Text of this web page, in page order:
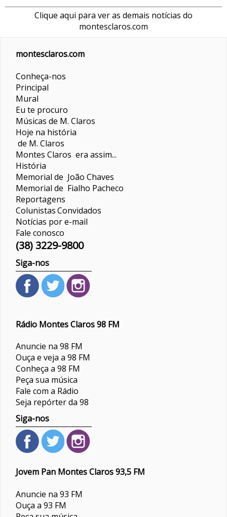
Clique aqui para ver as demais notícias do
montesclaros.com
montesclaros.com
Conheça-nos
Principal
Mural
Eu te procuro
Músicas de M. Claros
Hoje na história
de M. Claros
Montes Claros era assim...
História
Memorial de João Chaves
Memorial de Fialho Pacheco
Reportagens
ColunistasConvidados
Notícias por e-mail
Fale conosco
(38) 3229-9800
Siga-nos
Rádio Montes Claros 98 FM
Anuncie na 98 FM
Ouça e veja a 98 FM
Conheça a 98 FM
Peça sua música
Fale com a Rádio
Seja repórter da 98
Siga-nos
Jovem Pan Montes Claros 93,5 FM
Anuncie na 93 FM
Ouça a 93 FM